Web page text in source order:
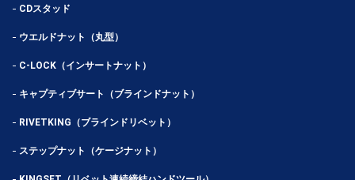
CDスタッド
ウエルドナット（丸型）
C-LOCK（インサートナット）
キャプティブサート（ブラインドナット）
RIVETKING（ブラインドリベット）
ステップナット（ケージナット）